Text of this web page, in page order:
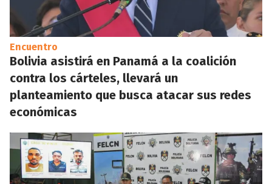
Encuentro
Bolivia asistirá en Panamá a la coalición
contra los cárteles, llevará un
planteamiento que busca atacar sus redes
económicas